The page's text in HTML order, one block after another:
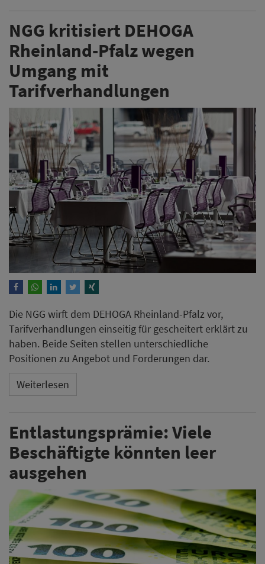
NGG kritisiert DEHOGA
Rheinland-Pfalz wegen
Umgang mit
Tarifverhandlungen
Die NGG wirft dem DEHOGA Rheinland-Pfalz vor,
Tarifverhandlungen einseitig für gescheitert erklärt zu
haben. Beide Seiten stellen unterschiedliche
Positionen zu Angebot und Forderungen dar.
Weiterlesen
Entlastungsprämie: Viele
Beschäftigte könnten leer
ausgehen